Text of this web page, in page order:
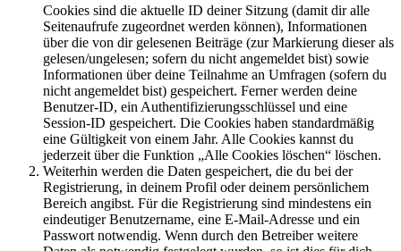
Cookies sind die aktuelle ID deiner Sitzung (damit dir alle
Seitenaufrufe zugeordnet werden können), Informationen
über die von dir gelesenen Beiträge (zur Markierung dieser als
gelesen/ungelesen; sofern du nicht angemeldet bist) sowie
Informationen über deine Teilnahme an Umfragen (sofern du
nicht angemeldet bist) gespeichert. Ferner werden deine
Benutzer-ID, ein Authentifizierungsschlüssel und eine
Session-ID gespeichert. Die Cookies haben standardmäßig
eine Gültigkeit von einem Jahr. Alle Cookies kannst du
jederzeit über die Funktion „Alle Cookies löschen“ löschen.
Weiterhin werden die Daten gespeichert, die du bei der
Registrierung, in deinem Profil oder deinem persönlichem
Bereich angibst. Für die Registrierung sind mindestens ein
eindeutiger Benutzername, eine E-Mail-Adresse und ein
Passwort notwendig. Wenn durch den Betreiber weitere